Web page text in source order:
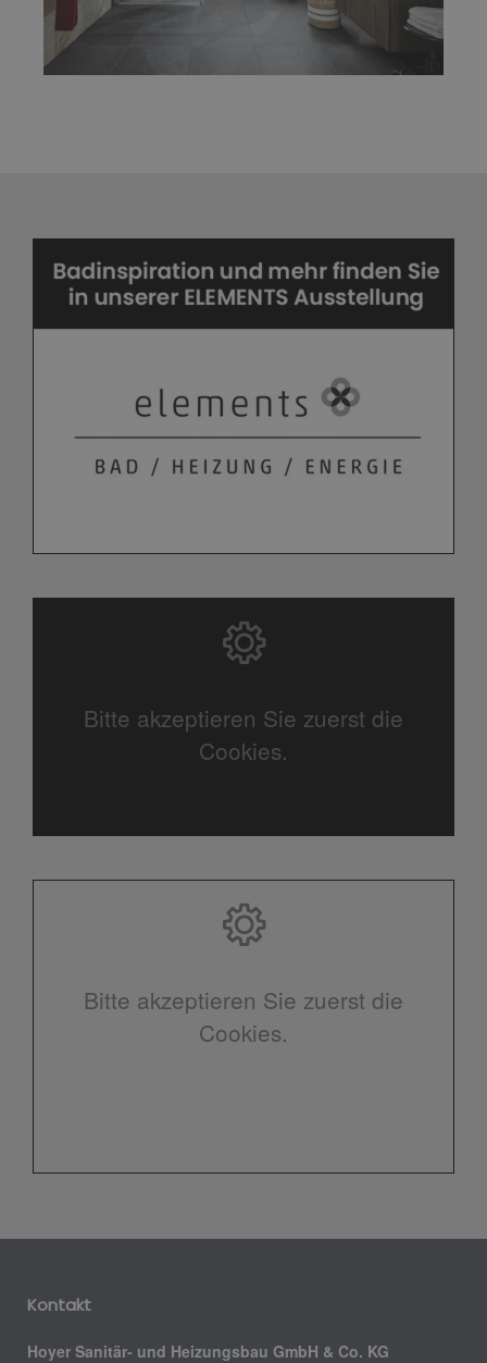
Bitte akzeptieren Sie zuerst die
Cookies.
Bitte akzeptieren Sie zuerst die
Cookies.
Kontakt
Hoyer Sanitär- und Heizungsbau GmbH & Co. KG